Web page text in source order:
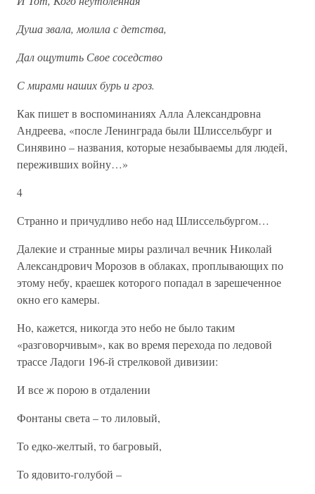
Душа звала, молила с детства,
Дал ощутить Свое соседство
С мирами наших бурь и гроз.
Как пишет в воспоминаниях Алла Александровна
Андреева, «после Ленинграда были Шлиссельбург и
Синявино – названия, которые незабываемы для людей,
переживших войну…»
4
Странно и причудливо небо над Шлиссельбургом…
Далекие и странные миры различал вечник Николай
Александрович Морозов в облаках, проплывающих по
этому небу, краешек которого попадал в зарешеченное
окно его камеры.
Но, кажется, никогда это небо не было таким
«разговорчивым», как во время перехода по ледовой
трассе Ладоги 196-й стрелковой дивизии:
И все ж порою в отдалении
Фонтаны света – то лиловый,
То едко-желтый, то багровый,
То ядовито-голубой –